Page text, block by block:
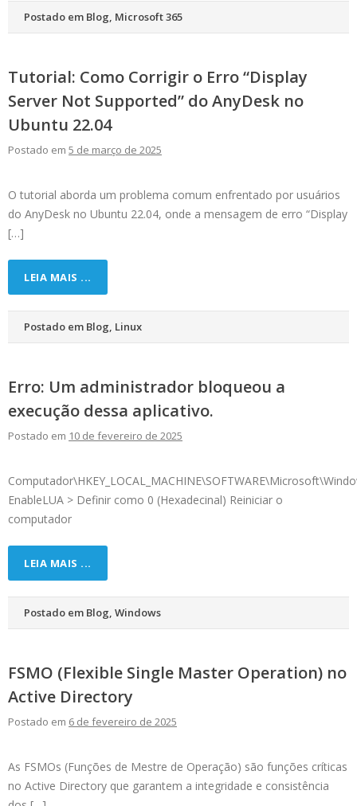
Postado em Blog, Microsoft 365
Tutorial: Como Corrigir o Erro “Display
Server Not Supported” do AnyDesk no
Ubuntu 22.04
Postado em 5 de março de 2025
O tutorial aborda um problema comum enfrentado por usuários
do AnyDesk no Ubuntu 22.04, onde a mensagem de erro “Display
[…]
LEIA MAIS ...
Postado em Blog, Linux
Erro: Um administrador bloqueou a
execução dessa aplicativo.
Postado em 10 de fevereiro de 2025
EnableLUA > Definir como 0 (Hexadecinal) Reiniciar o
computador
LEIA MAIS ...
Postado em Blog, Windows
FSMO (Flexible Single Master Operation) no
Active Directory
Postado em 6 de fevereiro de 2025
As FSMOs (Funções de Mestre de Operação) são funções críticas
no Active Directory que garantem a integridade e consistência